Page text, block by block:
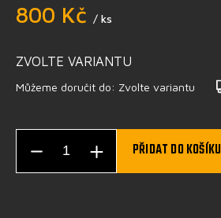
800 Kč / ks
ZVOLTE VARIANTU
Můžeme doručit do: Zvolte variantu
PŘIDAT DO KOŠÍKU